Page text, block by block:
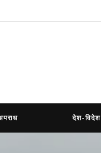
देश-विदेश